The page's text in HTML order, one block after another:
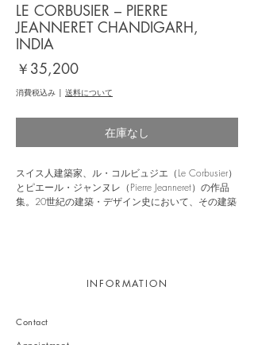
LE CORBUSIER – PIERRE
JEANNERET CHANDIGARH,
INDIA
￥35,200価
格
消費税込み | 送料について
在庫なし
スイス人建築家、ル・コルビュジエ（Le Corbusier）
とピエール・ジャンヌレ（Pierre Jeanneret）の作品
集。20世紀の建築・デザイン史において、その建築
（Sonnabend Gallery）」にて開催した展覧会「
経て、本書はチャンディーガルの都市計画の1951年
INFORMATION
Contact